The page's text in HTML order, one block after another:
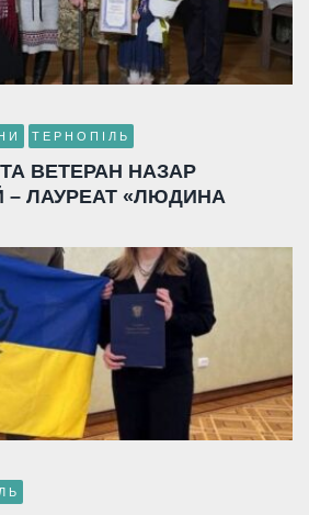
ТЕРНОПІЛЬ
ВЕТЕРАН НАЗАР
– ЛАУРЕАТ «ЛЮДИНА